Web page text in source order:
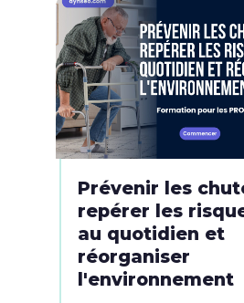
Prévenir les
repérer les
au quotidien et
réorganiser
l'environnement